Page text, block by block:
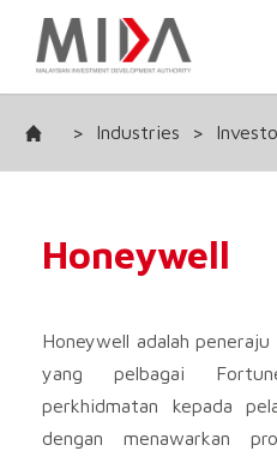
> Industries >
Honeywell
Honeywell adalah
yang pelbagai
perkhidmatan kepada
dengan menawarkan